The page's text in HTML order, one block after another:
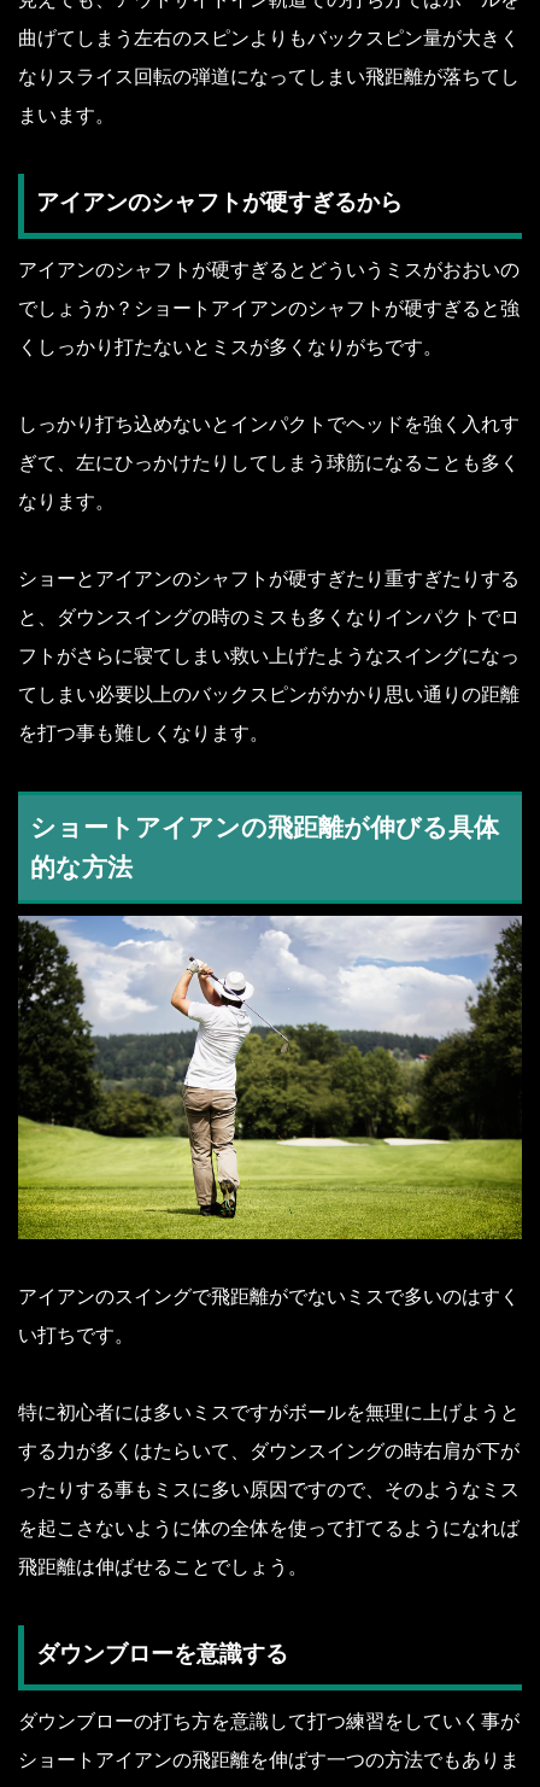
曲げてしまう左右のスピンよりもバックスピン量が大きく
なりスライス回転の弾道になってしまい飛距離が落ちてし
まいます。
アイアンのシャフトが硬すぎるから
アイアンのシャフトが硬すぎるとどういうミスがおおいの
でしょうか？ショートアイアンのシャフトが硬すぎると強
くしっかり打たないとミスが多くなりがちです。
しっかり打ち込めないとインパクトでヘッドを強く入れす
ぎて、左にひっかけたりしてしまう球筋になることも多く
なります。
ショーとアイアンのシャフトが硬すぎたり重すぎたりする
と、ダウンスイングの時のミスも多くなりインパクトでロ
フトがさらに寝てしまい救い上げたようなスイングになっ
てしまい必要以上のバックスピンがかかり思い通りの距離
を打つ事も難しくなります。
ショートアイアンの飛距離が伸びる具体
的な方法
アイアンのスイングで飛距離がでないミスで多いのはすく
い打ちです。
特に初心者には多いミスですがボールを無理に上げようと
する力が多くはたらいて、ダウンスイングの時右肩が下が
ったりする事もミスに多い原因ですので、そのようなミス
を起こさないように体の全体を使って打てるようになれば
飛距離は伸ばせることでしょう。
ダウンブローを意識する
ダウンブローの打ち方を意識して打つ練習をしていく事が
ショートアイアンの飛距離を伸ばす一つの方法でもありま